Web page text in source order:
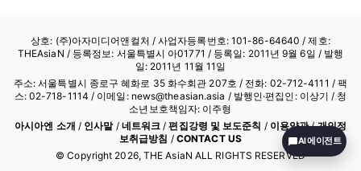
상호: (주)아자미디어앤컬처 /사업자등록번호: 101-86-64640 / 제호:
THEAsiaN / 등록정보: 서울특별시 아01771 / 등록일: 2011년 9월 6일 / 발행
일: 2011년 11월 11일
주소: 서울특별시 종로구 혜화로 35 화수회관 207호 / 전화: 02-712-4111 / 팩
스: 02-718-1114 / 이메일: news@theasian.asia / 발행인·편집인: 이상기 / 청
소년보호책임자: 이주형
아시아엔 소개 / 인사말/ 네트워크 /편집강령 및 보도준칙 / 이용약관/개인정
보취급방침 / CONTACT US
© Copyright 2026, THE AsiaN ALL RIGHTS RESERVED
AI 에이전트